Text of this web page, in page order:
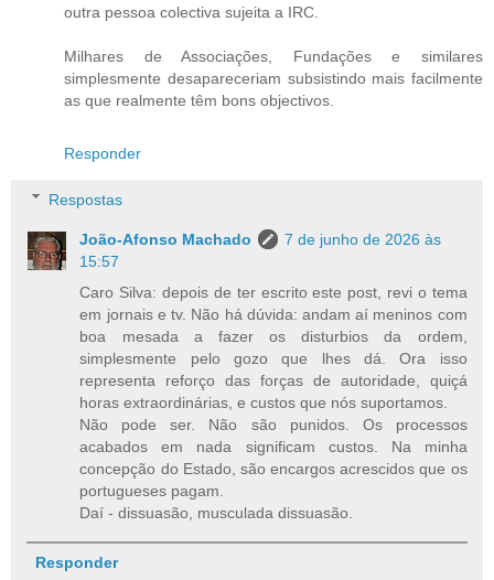
outra pessoa colectiva sujeita a IRC.
Milhares de Associações, Fundações e similares
simplesmente desapareceriam subsistindo mais facilmente
as que realmente têm bons objectivos.
Responder
Respostas
João-Afonso Machado
7 de junho de 2026 às
15:57
Caro Silva: depois de ter escrito este post, revi o tema
em jornais e tv. Não há dúvida: andam aí meninos com
boa mesada a fazer os disturbios da ordem,
simplesmente pelo gozo que lhes dá. Ora isso
representa reforço das forças de autoridade, quiçá
horas extraordinárias, e custos que nós suportamos.
Não pode ser. Não são punidos. Os processos
acabados em nada significam custos. Na minha
concepção do Estado, são encargos acrescidos que os
portugueses pagam.
Daí - dissuasão, musculada dissuasão.
Responder